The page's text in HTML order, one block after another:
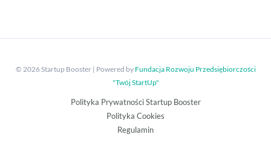
© 2026 Startup Booster | Powered by Fundacja Rozwoju Przedsiębiorczości
"Twój StartUp"
Polityka Prywatności Startup Booster
Polityka Cookies
Regulamin